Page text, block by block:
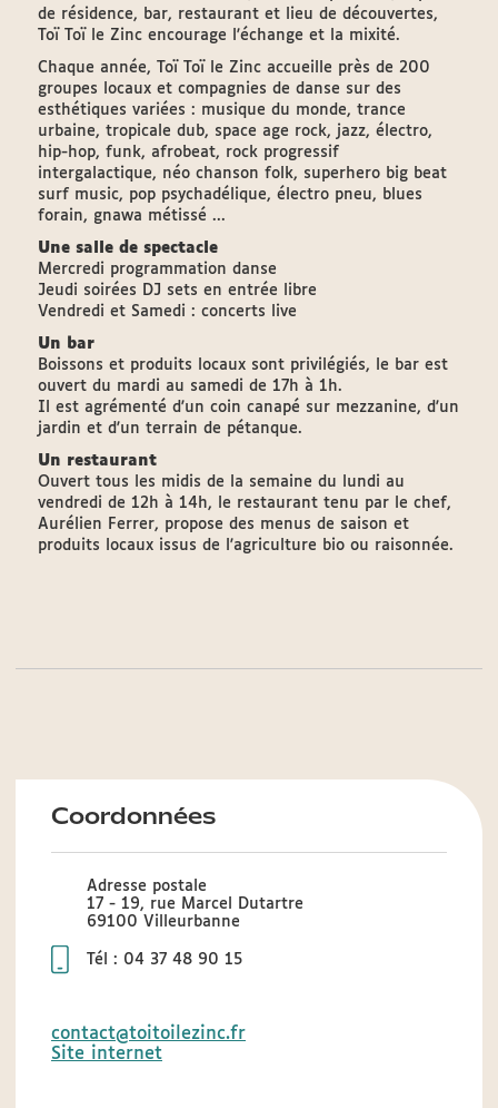
de résidence, bar, restaurant et lieu de découvertes,
Toï Toï le Zinc encourage l'échange et la mixité.
Chaque année, Toï Toï le Zinc accueille près de 200
groupes locaux et compagnies de danse sur des
esthétiques variées : musique du monde, trance
urbaine, tropicale dub, space age rock, jazz, électro,
hip-hop, funk, afrobeat, rock progressif
intergalactique, néo chanson folk, superhero big beat
surf music, pop psychadélique, électro pneu, blues
forain, gnawa métissé ...
Une salle de spectacle
Mercredi programmation danse
Jeudi soirées DJ sets en entrée libre
Vendredi et Samedi : concerts live
Un bar
Boissons et produits locaux sont privilégiés, le bar est
ouvert du mardi au samedi de 17h à 1h.
Il est agrémenté d'un coin canapé sur mezzanine, d'un
jardin et d'un terrain de pétanque.
Un restaurant
Ouvert tous les midis de la semaine du lundi au
vendredi de 12h à 14h, le restaurant tenu par le chef,
Aurélien Ferrer, propose des menus de saison et
produits locaux issus de l'agriculture bio ou raisonnée.
Coordonnées
Adresse postale
17 - 19, rue Marcel Dutartre
69100 Villeurbanne
Tél : 04 37 48 90 15
contact@toitoilezinc.fr
Site internet